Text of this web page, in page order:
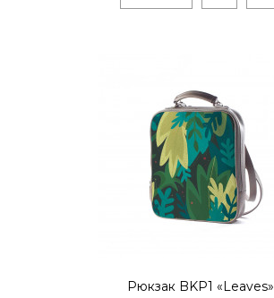
Рюкзак BKP1 «Leaves»